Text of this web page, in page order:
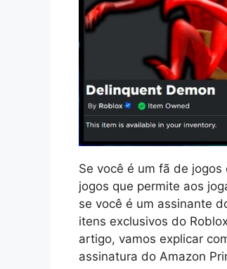
Se você é um fã de
jogos que permite aos
se você é um assinante
itens exclusivos do
artigo, vamos explicar
assinatura do Amazon